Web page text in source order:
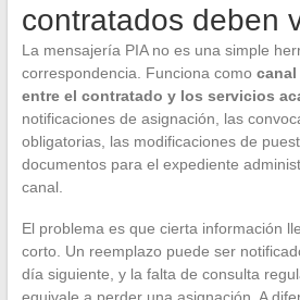
contratados deben
La mensajería PIA no es una simple
correspondencia. Funciona como
entre el contratado y los servicios
notificaciones de asignación, las
obligatorias, las modificaciones de
documentos para el expediente
canal.
El problema es que cierta información
corto. Un reemplazo puede ser
día siguiente, y la falta de consulta
equivale a perder una asignación. A